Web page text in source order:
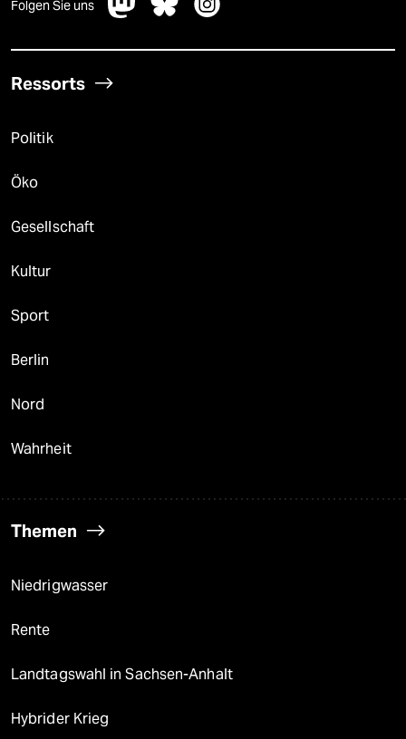
Folgen Sie uns
Ressorts
Politik
Öko
Gesellschaft
Kultur
Sport
Berlin
Nord
Wahrheit
Themen
Niedrigwasser
Rente
Landtagswahl in Sachsen-Anhalt
Hybrider Krieg